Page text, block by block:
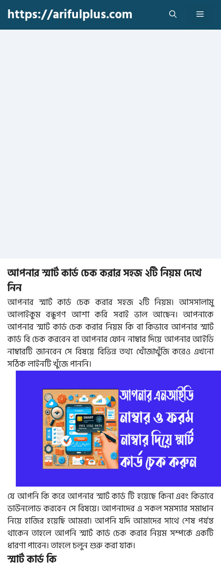
content
https://arifulplus.com Menu
আপনার স্মার্ট কার্ড চেক করার সহজ ২টি নিয়ম দেখে
নিন
আপনার স্মার্ট কার্ড চেক করার সহজ ২টি নিয়ম। আসসালামু
আলাইকুম বন্ধুগণ আশা করি সবাই ভাল আছেন। আপনাকে
আপনার স্মার্ট কার্ড চেক করার নিয়ম কি বা কিভাবে আপনার স্মার্ট
কার্ড বি চেক করবেন বা আপনার ফোন নাম্বার দিয়ে আপনার আইডি
নাম্বারটি জানবেন সে বিষয়ে বিভিন্ন তথ্য খোঁজাখুঁজি করেও এখনো
সঠিক লাইনটি খুঁজে পাননি।
যে আপনি কি করে আপনার স্মার্ট কার্ড টি হয়েছে কিনা এবং কিভাবে
ডাউনলোড করবেন সে বিষয়ে। আপনাদের এ সকল সমস্যার সমাধান
নিয়ে হাজির হয়েছি আমরা। আপনি যদি আমাদের সাথে শেষ পর্যন্ত
থাকেন তাহলে আপনি স্মার্ট কার্ড চেক করার নিয়ম সম্পর্কে একটি
ধারণা পাবেন। তাহলে চলুন শুরু করা যাক।
স্মার্ট কার্ড কি